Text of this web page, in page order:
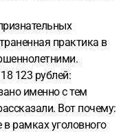
практика в
123 рублей:
именно с тем
Вот почему:
в рамках уголовного